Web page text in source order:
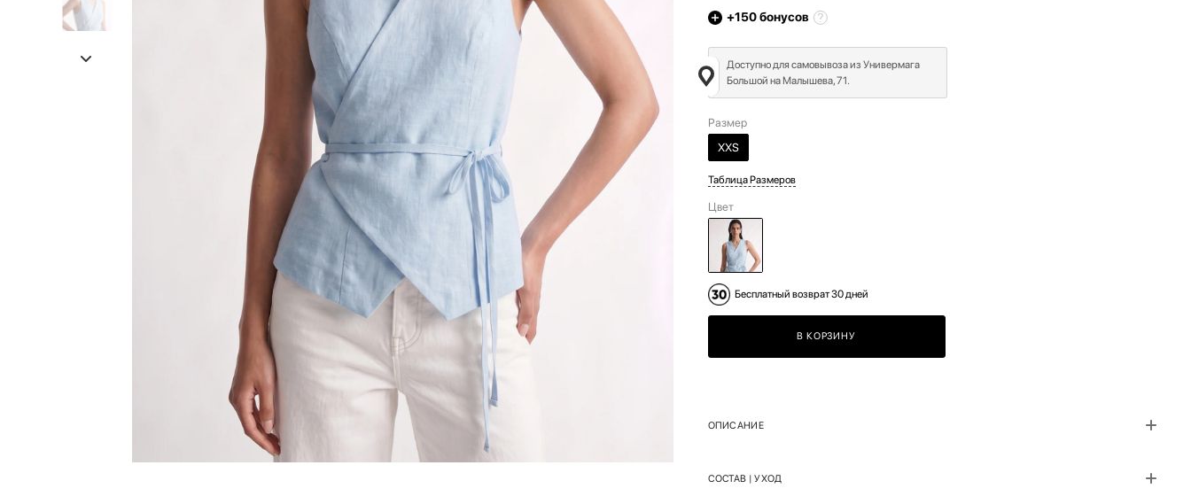
+150бонусов
Доступно для самовывоза из Универмага
Большой на Малышева, 71.
Размер
XXS
Таблица Размеров
Цвет
Бесплатный возврат 30 дней
В КОРЗИНУ
ОПИСАНИЕ
СОСТАВ | УХОД